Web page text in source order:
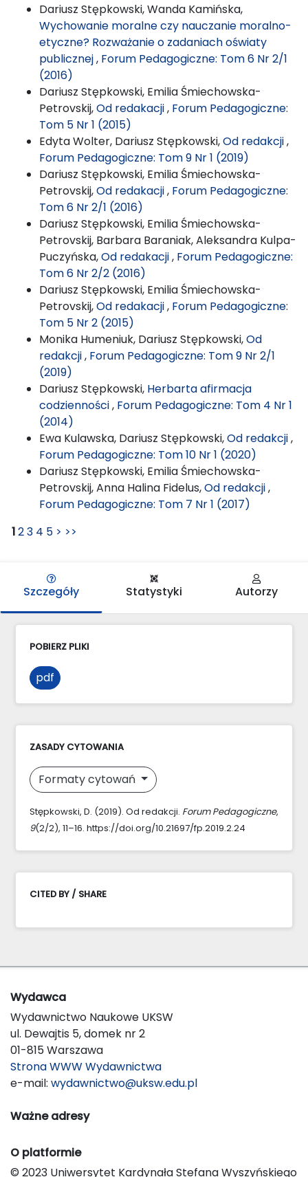
Dariusz Stępkowski, Wanda Kamińska,
Wychowanie moralne czy nauczanie moralno-
etyczne? Rozważanie o zadaniach oświaty
publicznej, Forum Pedagogiczne: Tom 6 Nr 2/1
(2016)
Dariusz Stępkowski, Emilia Śmiechowska-
Petrovskij,Od redakacji, Forum Pedagogiczne:
Tom 5 Nr 1 (2015)
Edyta Wolter, Dariusz Stępkowski,Od redakcji,
Forum Pedagogiczne: Tom 9 Nr 1 (2019)
Dariusz Stępkowski, Emilia Śmiechowska-
Petrovskij,Od redakacji, Forum Pedagogiczne:
Tom 6 Nr 2/1 (2016)
Dariusz Stępkowski, Emilia Śmiechowska-
Petrovskij, Barbara Baraniak, Aleksandra Kulpa-
Puczyńska,Od redakacji, Forum Pedagogiczne:
Tom 6 Nr 2/2 (2016)
Dariusz Stępkowski, Emilia Śmiechowska-
Petrovskij,Od redakacji, Forum Pedagogiczne:
Tom 5 Nr 2 (2015)
Monika Humeniuk, Dariusz Stępkowski,Od
redakcji, Forum Pedagogiczne: Tom 9 Nr 2/1
(2019)
Dariusz Stępkowski, Herbarta afirmacja
codzienności, Forum Pedagogiczne: Tom 4 Nr 1
(2014)
Ewa Kulawska, Dariusz Stępkowski,Od redakcji,
Forum Pedagogiczne: Tom 10 Nr 1 (2020)
Dariusz Stępkowski, Emilia Śmiechowska-
Petrovskij, Anna Halina Fidelus,Od redakcji,
Forum Pedagogiczne: Tom 7 Nr 1 (2017)
123 4 5 > >>
Szczegóły Statystyki Autorzy
POBIERZ PLIKI
pdf
ZASADY CYTOWANIA
Formaty cytowań
Stępkowski, D. (2019). Od redakcji. Forum Pedagogiczne,
9(2/2), 11–16. https://doi.org/10.21697/fp.2019.2.24
CITED BY / SHARE
Wydawca
Wydawnictwo Naukowe UKSW
ul. Dewajtis 5, domek nr 2
01-815 Warszawa
Strona WWW Wydawnictwa
e-mail: wydawnictwo@uksw.edu.pl
Ważne adresy
O platformie
© 2023 Uniwersytet Kardynała Stefana Wyszyńskiego